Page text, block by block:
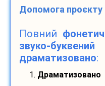
Допомога проєкту
Повний
звуко-
драматизовано:
1. Драматизовано